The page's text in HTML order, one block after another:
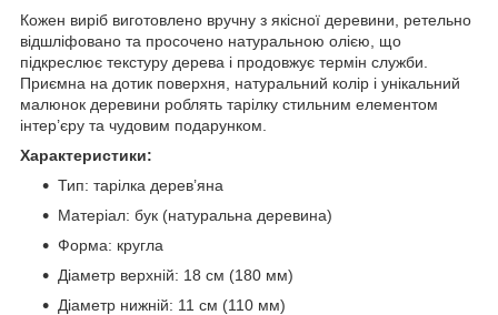
Кожен виріб виготовлено вручну з якісної деревини, ретельно
відшліфовано та просочено натуральною олією, що
підкреслює текстуру дерева і продовжує термін служби.
Приємна на дотик поверхня, натуральний колір і унікальний
малюнок деревини роблять тарілку стильним елементом
інтер’єру та чудовим подарунком.
Характеристики:
Тип: тарілка дерев’яна
Матеріал: бук (натуральна деревина)
Форма: кругла
Діаметр верхній: 18 см (180 мм)
Діаметр нижній: 11 см (110 мм)